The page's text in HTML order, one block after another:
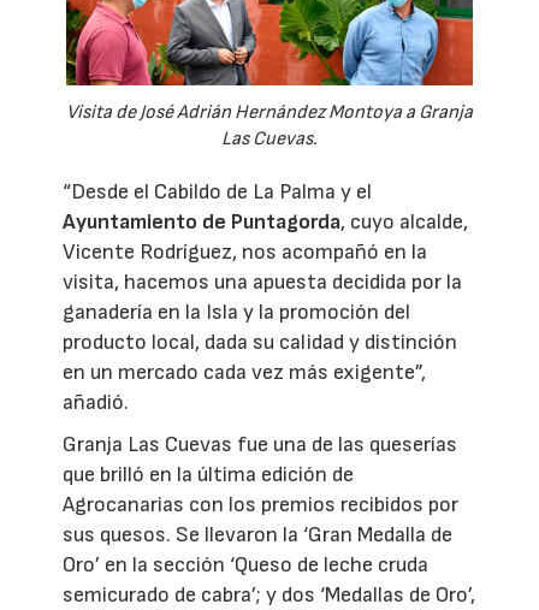
Visita de José Adrián Hernández Montoya a Granja
Las Cuevas.
“Desde el Cabildo de La Palma y el
Ayuntamiento de Puntagorda, cuyo alcalde,
Vicente Rodríguez, nos acompañó en la
visita, hacemos una apuesta decidida por la
ganadería en la Isla y la promoción del
producto local, dada su calidad y distinción
en un mercado cada vez más exigente”,
añadió.
Granja Las Cuevas fue una de las queserías
que brilló en la última edición de
Agrocanarias con los premios recibidos por
sus quesos. Se llevaron la ‘Gran Medalla de
Oro’ en la sección ‘Queso de leche cruda
semicurado de cabra’; y dos ‘Medallas de Oro’,